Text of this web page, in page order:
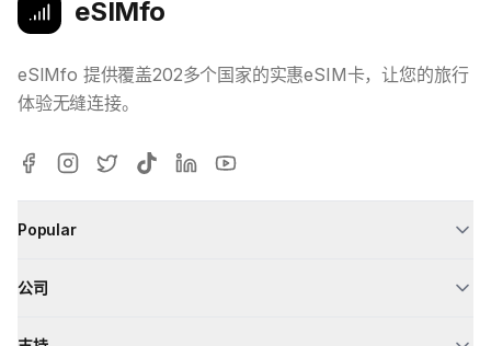
eSIMfo
eSIMfo 提供覆盖202多个国家的实惠eSIM卡，让您的旅行
体验无缝连接。
Popular
公司